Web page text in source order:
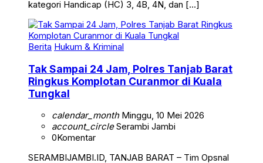
Berita Hukum & Kriminal
Ringkus Komplotan Curanmor di Kuala
Tungkal
account_circleSerambi Jambi
0Komentar
Satreskrim Polres Tanjab Barat berhasil meringkus dua